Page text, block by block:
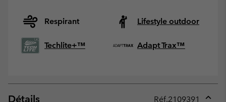
Respirant Lifestyle outdoor
Techlite+™ Adapt Trax™
Détails Réf.2109391